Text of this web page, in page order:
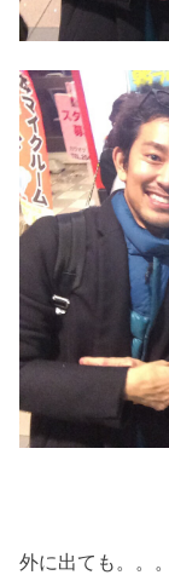
外に出ても。。